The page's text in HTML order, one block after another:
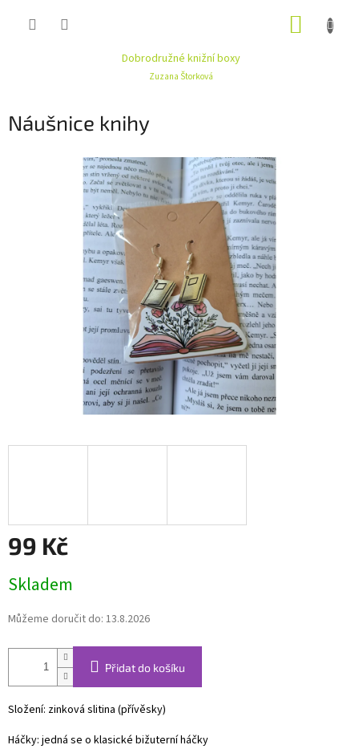
Dobrodružné knižní boxy
Zuzana Štorková
Náušnice knihy
99 Kč
cena:
Skladem
Můžeme doručit do: 13.8.2026
Přidat do košíku
Složení: zinková slitina (přívěsky)
Háčky: jedná se o klasické bižuterní háčky